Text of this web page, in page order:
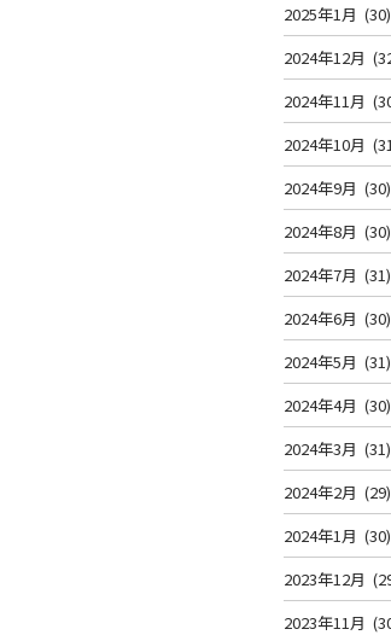
2025年1月 (30)
2024年12月
2024年11月
2024年10月
2024年9月 (30)
2024年8月 (30)
2024年7月 (31)
2024年6月 (30)
2024年5月 (31)
2024年4月 (30)
2024年3月 (31)
2024年2月 (29)
2024年1月 (30)
2023年12月
2023年11月